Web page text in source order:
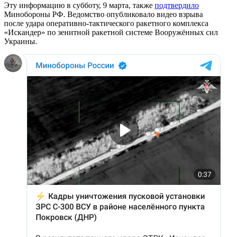
Эту информацию в субботу, 9 марта, также подтвердило
Минобороны РФ. Ведомство опубликовало видео взрыва
после удара оперативно-тактического ракетного комплекса
«Искандер» по зенитной ракетной системе Вооружённых сил
Украины.